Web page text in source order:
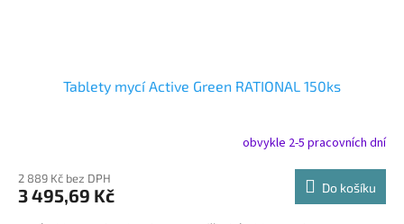
Tablety mycí Active Green RATIONAL 150ks
obvykle 2-5 pracovních dní
2 889 Kč bez DPH
3 495,69 Kč Do košíku